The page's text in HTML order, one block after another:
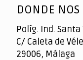
of
DONDE
Políg. Ind. Santa
C/ Caleta de
29006, Málaga